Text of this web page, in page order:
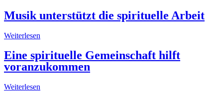
Musik unterstützt die spirituelle Arbeit
Weiterlesen
Eine spirituelle Gemeinschaft hilft
voranzukommen
Weiterlesen